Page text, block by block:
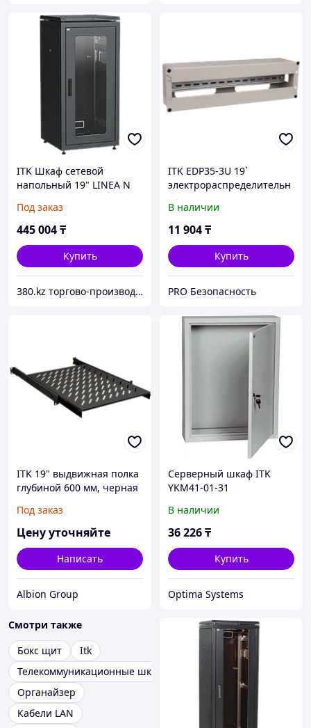
ITK Шкаф сетевой
напольный 19" LINEA N
стеклянная передняя
дверь черный
Под заказ
445 004₸
Купить
380.kz торгово-производственная компания (ТОО "AilinEX" юр. лицо)
ITK EDP35-3U 19`
электрораспределительн
В наличии
11 904₸
Купить
PRO Безопасность
ITK 19" выдвижная полка
глубиной 600 мм, черная
Под заказ
Цену уточняйте
Написать
Albion Group
Серверный шкаф ITK
YKM41-01-31
В наличии
36 226₸
Купить
Optima Systems
Смотри также
Бокс щит
Itk
Телекоммуникационные шкафы
Органайзер
Кабели LAN